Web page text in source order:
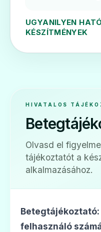
Lecrolyn 40
Opticrom
UGYANILYEN
KÉSZÍTMÉNYEK
HIVATALOS
Olvasd el
tájékoztatót a
alkalmazásához.
felhasználó